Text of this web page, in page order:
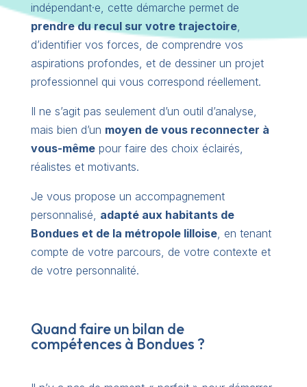
indépendant·e, cette démarche permet de
prendre du recul sur votre trajectoire,
d’identifier vos forces, de comprendre vos
aspirations profondes, et de dessiner un projet
professionnel qui vous correspond réellement.
Il ne s’agit pas seulement d’un outil d’analyse,
mais bien d’un moyen de vous reconnecter à
vous-mêmepour faire des choix éclairés,
réalistes et motivants.
Je vous propose un accompagnement
personnalisé, adapté aux habitants de
Bondues et de la métropole lilloise, en tenant
compte de votre parcours, de votre contexte et
de votre personnalité.
Quand faire un bilan de
compétences à Bondues ?